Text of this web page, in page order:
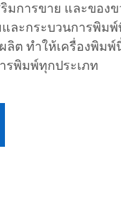
มการขาย และของ
ละกระบวนการพิม
ลิต ทำให้เครื่องพิมพ์
รพิมพ์ทุกประเภท